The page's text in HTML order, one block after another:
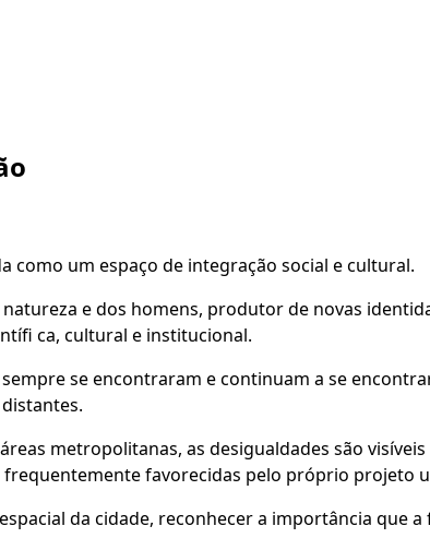
como um espaço de integração social e cultural.
e dos homens, produtor de novas
ca, cultural e institucional.
se encontraram e continuam a se
metropolitanas, as desigualdades são visíveis
favorecidas pelo próprio projeto
da cidade, reconhecer a importância que a